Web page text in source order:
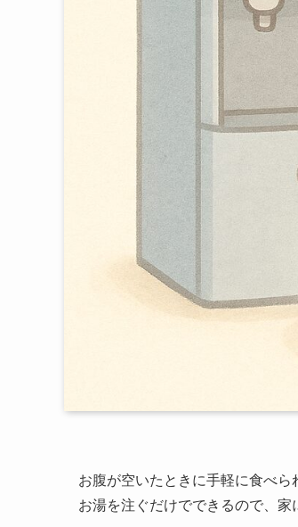
お腹が空いたときに手軽に食べら
お湯を注ぐだけでできるので、家